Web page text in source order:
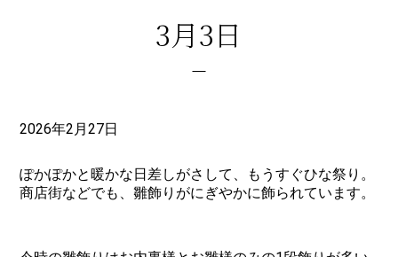
3月3日
2026年2月27日
ぽかぽかと暖かな日差しがさして、もうすぐひな祭り。
商店街などでも、雛飾りがにぎやかに飾られています。